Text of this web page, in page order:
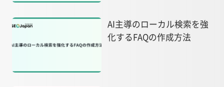
AI主導のローカル検索を強
化するFAQの作成方法